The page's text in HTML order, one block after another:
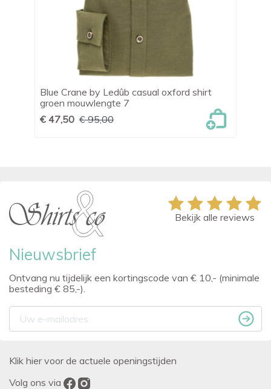
Blue Crane by Ledûb casual oxford shirt
groen mouwlengte 7
€ 47,50 € 95,00
Nieuwsbrief
Ontvang nu tijdelijk een kortingscode van € 10,- (minimale
besteding € 85,-).
Bekijk alle reviews
Klik hier voor de actuele openingstijden
Volg ons via